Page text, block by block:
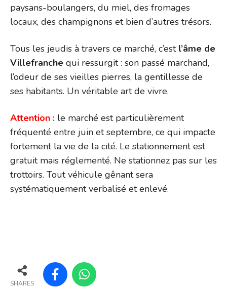
paysans-boulangers, du miel, des fromages
locaux, des champignons et bien d’autres trésors.
Tous les jeudis à travers ce marché, c’est l’âme de
Villefranche qui ressurgit : son passé marchand,
l’odeur de ses vieilles pierres, la gentillesse de
ses habitants. Un véritable art de vivre.
Attention : le marché est particulièrement
fréquenté entre juin et septembre, ce qui impacte
fortement la vie de la cité. Le stationnement est
gratuit mais réglementé. Ne stationnez pas sur les
trottoirs. Tout véhicule gênant sera
systématiquement verbalisé et enlevé.
SHARES